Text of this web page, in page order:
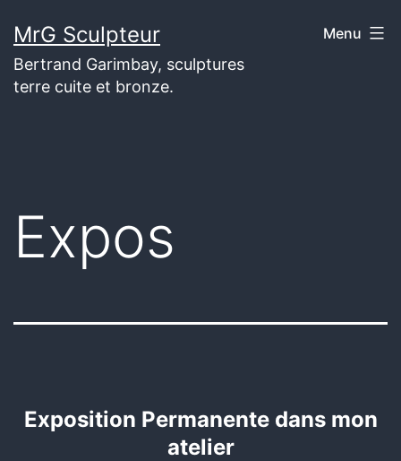
au
contenu
MrG Sculpteur
Bertrand Garimbay, sculptures
terre cuite et bronze.
Menu
Expos
Exposition Permanente dans mon
atelier